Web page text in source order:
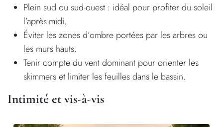
Plein sud ou sud-ouest : idéal pour profiter du soleil
l’après-midi.
Éviter les zones d’ombre portées par les arbres ou
les murs hauts.
Tenir compte du vent dominant pour orienter les
skimmers et limiter les feuilles dans le bassin.
Intimité et vis-à-vis